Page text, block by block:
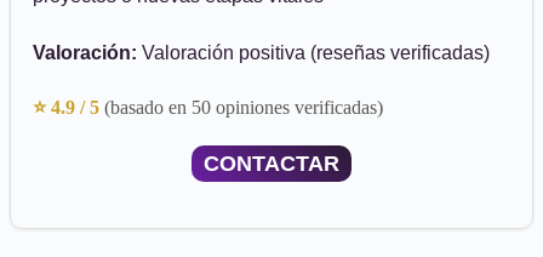
Valoración: Valoración positiva (reseñas verificadas)
⭐ 4.9 / 5 (basado en 50 opiniones verificadas)
CONTACTAR